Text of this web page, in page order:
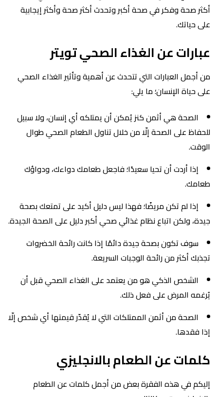
أكثر صحة وفكر في صحة أكبر وتحدث أكثر صحة وأكثر إيجابية
على حياتك.
عبارات عن الغذاء الصحي تويتر
من أجمل العبارات التي تتحدث عن أهمية وتأثير الغذاء الصحي
على حياة الإنسان؛ ما يلي:
الصحة هي أثمن كنز يُمكن أن يمتلكه أي إنسان، ولا سبيل
للحفاظ على الصحة إلّا من خلال تناول الطعام الصحي طوال
الوقت.
إذا أردت أن تحيا سعيدًا؛ فاجعل طعامك دواءك، ودواؤك
طعامك.
إذا لم تكن مريضًا؛ فهذا ليس دليل أكيد على تمتعك بصحة
جيدة، ولكن اتباع نظام غذائي صحي أكبر دليل على الصحة الجيدة.
سوف تكون بصحة جيدة دائمًا إذا كانت رائحة الخضروات
تجذبك أكثر من رائحة الوجبات السريعة.
الشخص الذكي هو من يعتمد على الغذاء الصحي قبل أن
يُرغمه المرض على فعل ذلك.
الصحة من أثمن الممتلكات التي لا يُقدّر قيمتها أي شخص إلّا
إذا فقدها.
كلمات عن الطعام بالانجليزي
إليكم في هذه الفقرة بعض من أجمل كلمات عن الطعام